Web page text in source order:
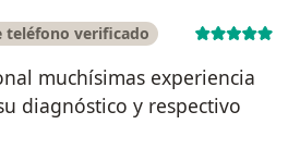
teléfono verificado
muchísimas experiencia
diagnóstico y respectivo